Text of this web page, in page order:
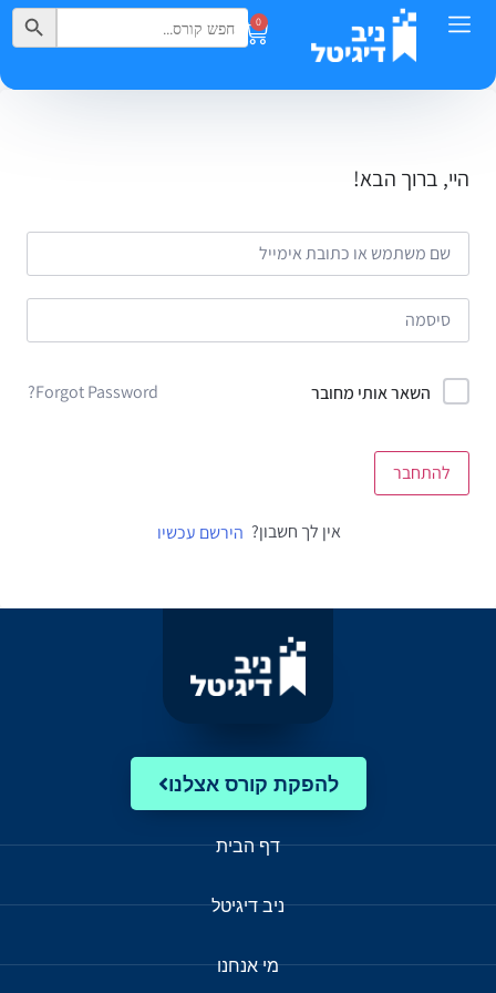
0
Search
for:
Search Button
היי, ברוך הבא!
השאר אותי מחובר Forgot Password?
להתחבר
אין לך חשבון? הירשם עכשיו
להפקת קורס אצלנו
דף הבית
ניב דיגיטל
מי אנחנו